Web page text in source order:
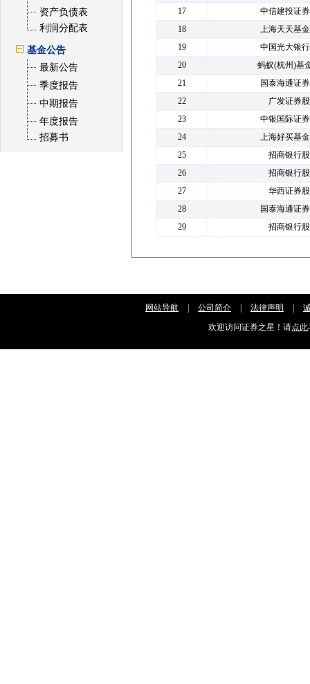
资产负债表
利润分配表
基金公告
最新公告
季度报告
中期报告
年度报告
招募书
17
中信建投证
18
上海天天基
19
中国光大银
20
蚂蚁(杭州)基
21
国泰海通证
22
广发证券
23
中银国际证
24
上海好买基
25
招商银行
26
招商银行
27
华西证券
28
国泰海通证
29
招商银行
网站导航 公司简介 法律声明
欢迎访问证券之星！请点此